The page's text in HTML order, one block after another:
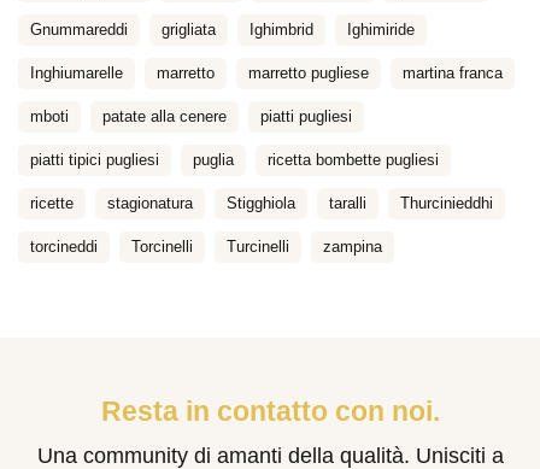
Gnummareddi grigliata Ighimbrid Ighimiride
Inghiumarelle marretto marretto pugliese martina franca
mboti patate alla cenere piatti pugliesi
piatti tipici pugliesi puglia ricetta bombette pugliesi
ricette stagionatura Stigghiola taralli Thurcinieddhi
torcineddi Torcinelli Turcinelli zampina
Resta in contatto con noi.
Una community di amanti della qualità. Unisciti a